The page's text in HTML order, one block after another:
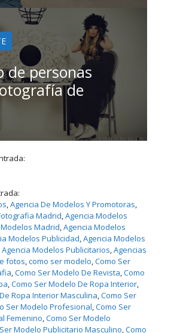
de personas
de
, Agencia De Modelos Y Promotoras ,
Madrid, Agencia Modelos
Madrid, Agencia Modelos
Modelos Publicidad, Agencia Modelos
Agencia Modelos Publicitarios, Agencias
fotos, como ser modelo, Como Ser
, Como Ser Modelo De Revista, Como
, Como Ser Modelo De Ropa Interior,
Ropa Interior Masculina, Como Ser
Ser Modelo Profesional, Como Ser
Femenino, Como Ser Modelo
Modelo Publicitario Masculino, Como